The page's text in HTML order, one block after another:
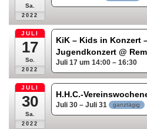
Sa.
2022
JULI
17
So.
2022
KiK – Kids in Konzert
Jugendkonzert@
Juli 17 um 14:00 – 16:30
JULI
30
Sa.
2022
H.H.C.-
Juli 30 – Juli 31 ganztägig